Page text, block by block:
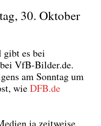
30. Oktober
es bei
VfB-Bilder.de.
am Sonn­tag um
wieDFB.de
ja zeit­wei­se